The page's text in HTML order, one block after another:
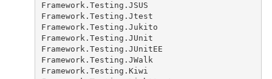
Framework.Testing.JSUS
Framework.Testing.Jtest
Framework.Testing.Jukito
Framework.Testing.JUnit
Framework.Testing.JUnitEE
Framework.Testing.JWalk
Framework.Testing.Kiwi